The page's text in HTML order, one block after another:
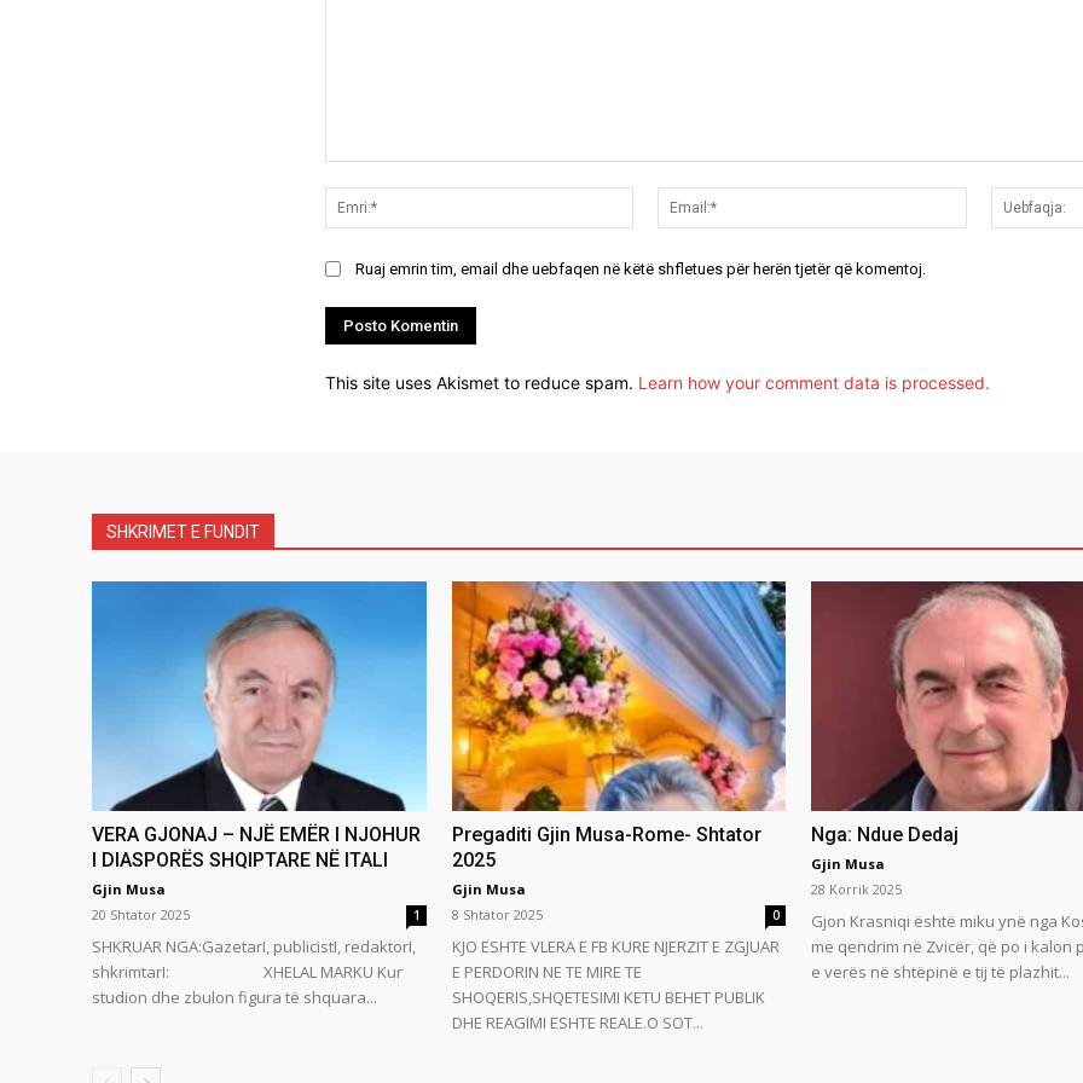
Emri:*
Email:*
Ruaj emrin tim, email dhe uebfaqen në këtë shfletues për herën tjetër që komentoj.
This site uses Akismet to reduce spam. Learn how your comment data is processed.
SHKRIMET E FUNDIT
VERA GJONAJ – NJË EMËR I NJOHUR
I DIASPORËS SHQIPTARE NË ITALI
Gjin Musa
20 Shtator 2025
1
SHKRUAR NGA:GazetarI, publicistI, redaktorI,
shkrimtarI: XHELAL MARKU Kur
studion dhe zbulon figura të shquara...
Pregaditi Gjin Musa-Rome- Shtator
2025
Gjin Musa
8 Shtator 2025
0
KJO ESHTE VLERA E FB KURE NJERZIT E ZGJUAR
E PERDORIN NE TE MIRE TE
SHOQERIS,SHQETESIMI KETU BEHET PUBLIK
DHE REAGIMI ESHTE REALE.O SOT...
Nga: Ndue Dedaj
Gjin Musa
28 Korrik 2025
Gjon Krasniqi është miku ynë nga
me qendrim në Zvicër, që po i kalon
e verës në shtëpinë e tij të plazhit...